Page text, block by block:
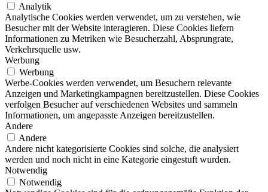
Analytik
Analytische Cookies werden verwendet, um zu verstehen, wie
Besucher mit der Website interagieren. Diese Cookies liefern
Informationen zu Metriken wie Besucherzahl, Absprungrate,
Verkehrsquelle usw.
Werbung
Werbung
Werbe-Cookies werden verwendet, um Besuchern relevante
Anzeigen und Marketingkampagnen bereitzustellen. Diese Cookies
verfolgen Besucher auf verschiedenen Websites und sammeln
Informationen, um angepasste Anzeigen bereitzustellen.
Andere
Andere
Andere nicht kategorisierte Cookies sind solche, die analysiert
werden und noch nicht in eine Kategorie eingestuft wurden.
Notwendig
Notwendig